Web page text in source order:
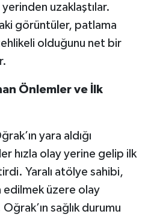
uzaklaştılar.
görüntüler, patlama
olduğunu net bir
Önlemler ve İlk
yara aldığı
hızla olay yerine gelip ilk
Yaralı atölye sahibi,
edilmek üzere olay
sağlık durumu